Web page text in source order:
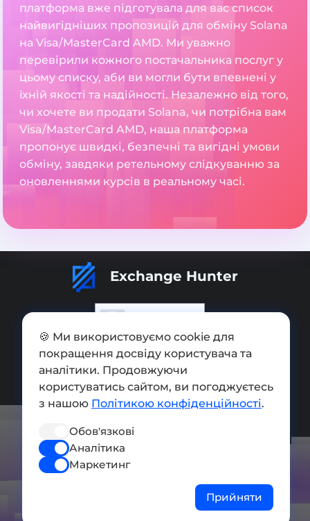
платформа вже підготувала для вас список
найвигідніших пропозицій для обміну Solana
на Visa/MasterCard AMD. Ми уважно
перевірили кожного постачальника послуг у
цьому списку, аби ви могли бути впевнені у
їхній якості та надійності. Незалежно від того,
чи хочете ви продати Solana, чи потрібна вам
Visa/MasterCard AMD, наша платформа
пропонує швидкі, безпечні та вигідні умови
обміну, завдяки ретельному слідкуванню за
оновленнями курсів в реальному часі.
Exchange Hunter
Додати обмінник
Мапа сайту
Press kit
Умови використання
🍪 Ми використовуємо cookie для
покращення досвіду користувача та
аналітики. Продовжуючи
користуватись сайтом, ви погоджуєтесь
з нашою Політикою конфіденційності.
Обов'язкові
Аналітика
Маркетинг
Прийняти